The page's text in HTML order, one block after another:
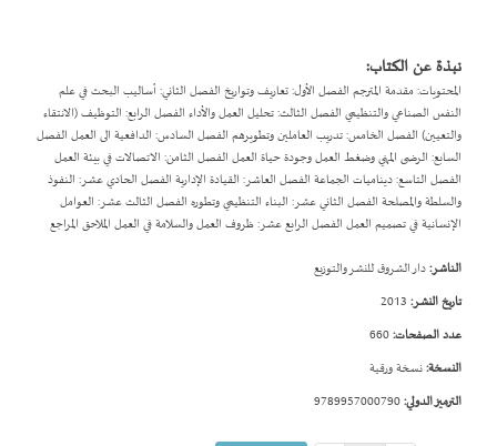
نبذة عن الكتاب:
المحتويات: مقدمة المترجم الفصل الأول: تعاريف وتواريخ الفصل الثاني: أساليب البحث في علم
النفس الصناعي والتنظيمي الفصل الثالث: تحليل العمل والأداء الفصل الرابع: التوظيف (الانتقاء
والتعيين) الفصل الخامس: تدريب العاملين وتطويرهم الفصل السادس: الدافعية الى العمل الفصل
السابع: الرضى المهني وضغط العمل وجودة حياة العمل الفصل الثامن: الاتصالات في بيئة العمل
الفصل التاسع: ديناميات الجماعة الفصل العاشر: القيادة الإدارية الفصل الحادي عشر: النفوذ
والسلطة والمصلحة الفصل الثاني عشر: البناء التنظيمي وتطوره الفصل الثالث عشر: العوامل
الإنسانية في تصميم العمل الفصل الرابع عشر: ظروف العمل والسلامة في العمل الملاحق المراجع
الناشر:دار الشروق للنشر والتوزيع
تاريخ النشر:
عدد الصفحات:
النسخة:نسخة ورقية
الترميز الدولي: